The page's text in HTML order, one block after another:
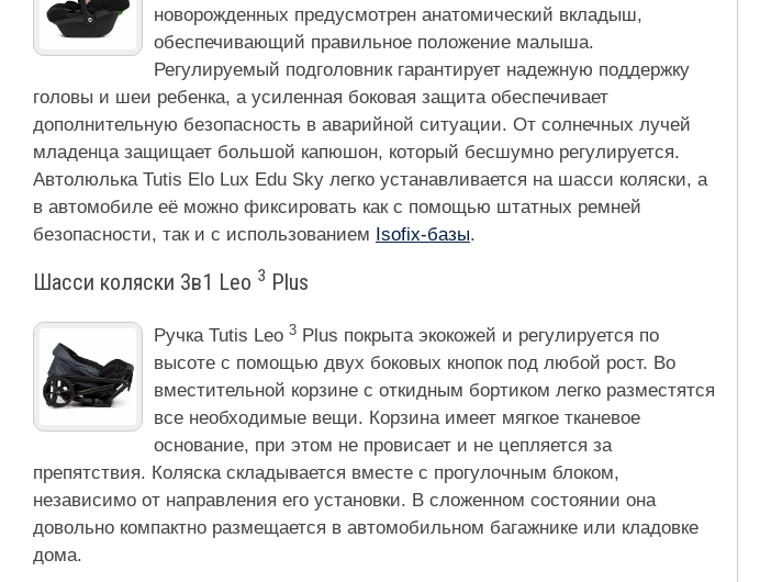
новорожденных предусмотрен анатомический вкладыш,
обеспечивающий правильное положение малыша.
Регулируемый подголовник гарантирует надежную поддержку
головы и шеи ребенка, а усиленная боковая защита обеспечивает
дополнительную безопасность в аварийной ситуации. От солнечных лучей
младенца защищает большой капюшон, который бесшумно регулируется.
Автолюлька Tutis Elo Lux Edu Sky легко устанавливается на шасси коляски, а
в автомобиле её можно фиксировать как с помощью штатных ремней
безопасности, так и с использованием Isofix-базы.
Шасси коляски 3в1 Leo 3 Plus
Ручка Tutis Leo 3 Plus покрыта экокожей и регулируется по
высоте с помощью двух боковых кнопок под любой рост. Во
вместительной корзине с откидным бортиком легко разместятся
все необходимые вещи. Корзина имеет мягкое тканевое
основание, при этом не провисает и не цепляется за
препятствия. Коляска складывается вместе с прогулочным блоком,
независимо от направления его установки. В сложенном состоянии она
довольно компактно размещается в автомобильном багажнике или кладовке
дома.